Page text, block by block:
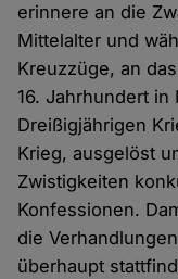
erinnere an die
Mittelalter und
Kreuzzüge, an
16. Jahrhundert
Dreißigjährigen
Krieg, ausgelöst
Zwistigkeiten
Konfessionen.
die
überhaupt